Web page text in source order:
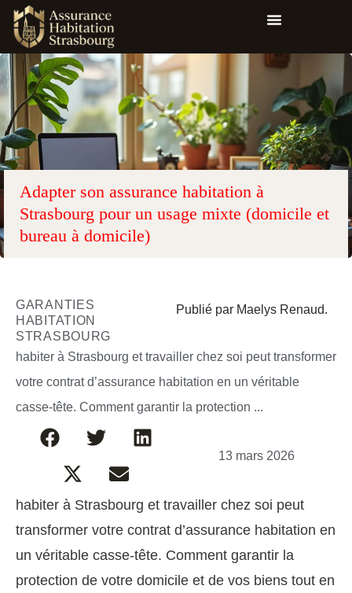
Adapter son assurance habitation à
Strasbourg pour un usage mixte (domicile et
bureau à domicile)
GARANTIES
HABITATION
STRASBOURG
Publié par Maelys Renaud.
habiter à Strasbourg et travailler chez soi peut transformer
votre contrat d’assurance habitation en un véritable
casse-tête. Comment garantir la protection ...
13 mars 2026
habiter à Strasbourg et travailler chez soi peut
transformer votre contrat d’assurance habitation en
un véritable casse-tête. Comment garantir la
protection de votre domicile et de vos biens tout en